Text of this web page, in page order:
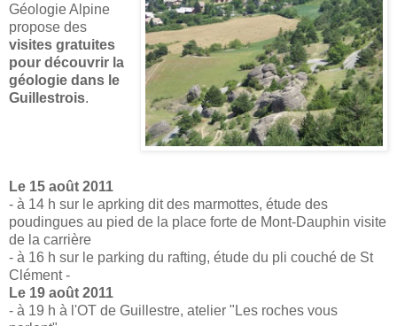
Géologie Alpine
propose des
visites gratuites
pour découvrir la
géologie dans le
Guillestrois.
Le 15 août 2011
- à 14 h sur le aprking dit des marmottes, étude des
poudingues au pied de la place forte de Mont-Dauphin visite
de la carrière
- à 16 h sur le parking du rafting, étude du pli couché de St
Clément -
Le 19 août 2011
- à 19 h à l'OT de Guillestre, atelier "Les roches vous